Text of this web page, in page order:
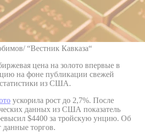
“Вестник Кавказа“
цена на золото впервые в
на фоне публикации свежей
из США.
ускорила рост до 2,7%. После
данных из США показатель
$4400 за тройскую унцию. Об
данные торгов.